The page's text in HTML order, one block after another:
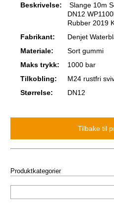
Beskrivelse:
Slange 10m
DN12
Rubber 2019
Fabrikant:
Denjet
Materiale:
Sort gummi
Maks trykk:
1000 bar
Tilkobling:
M24 rustfri
Størrelse:
DN12
Produktkategorier